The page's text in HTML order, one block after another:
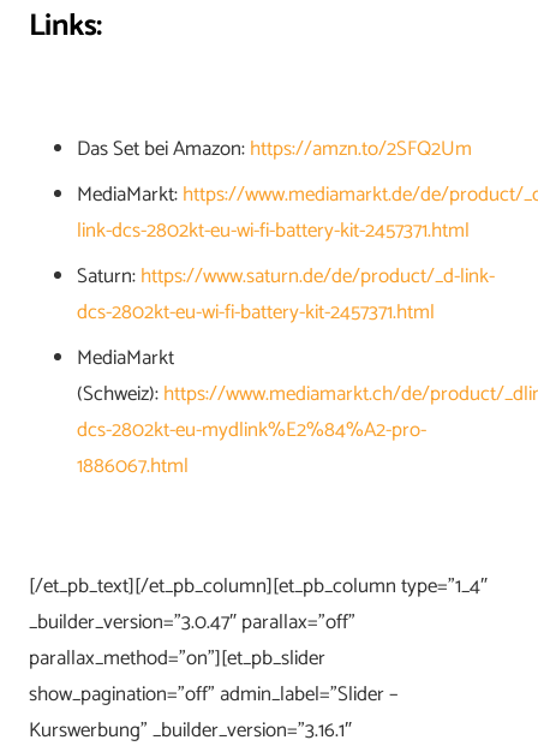
Links:
Das Set bei Amazon:https://amzn.to/2SFQ2Um
MediaMarkt:https://www.mediamarkt.de/de/product/
link-dcs-2802kt-eu-wi-fi-battery-kit-2457371.html
Saturn:https://www.saturn.de/de/product/_d-link-
dcs-2802kt-eu-wi-fi-battery-kit-2457371.html
MediaMarkt
(Schweiz):https://www.mediamarkt.ch/de/product/
dcs-2802kt-eu-mydlink%E2%84%A2-pro-
1886067.html
[/et_pb_text][/et_pb_column][et_pb_column type=”1_4″
_builder_version=”3.0.47″ parallax=”off”
parallax_method=”on”][et_pb_slider
show_pagination=”off” admin_label=”Slider –
Kurswerbung” _builder_version=”3.16.1″